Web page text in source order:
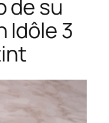
de su
Idôle 3